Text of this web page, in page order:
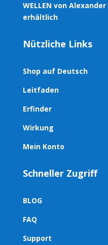
Menge
WELLEN von
erhältlich
Nützliche Links
Shop auf Deutsch
Leitfaden
Erfinder
Wirkung
Mein Konto
Schneller Zugriff
BLOG
FAQ
Support